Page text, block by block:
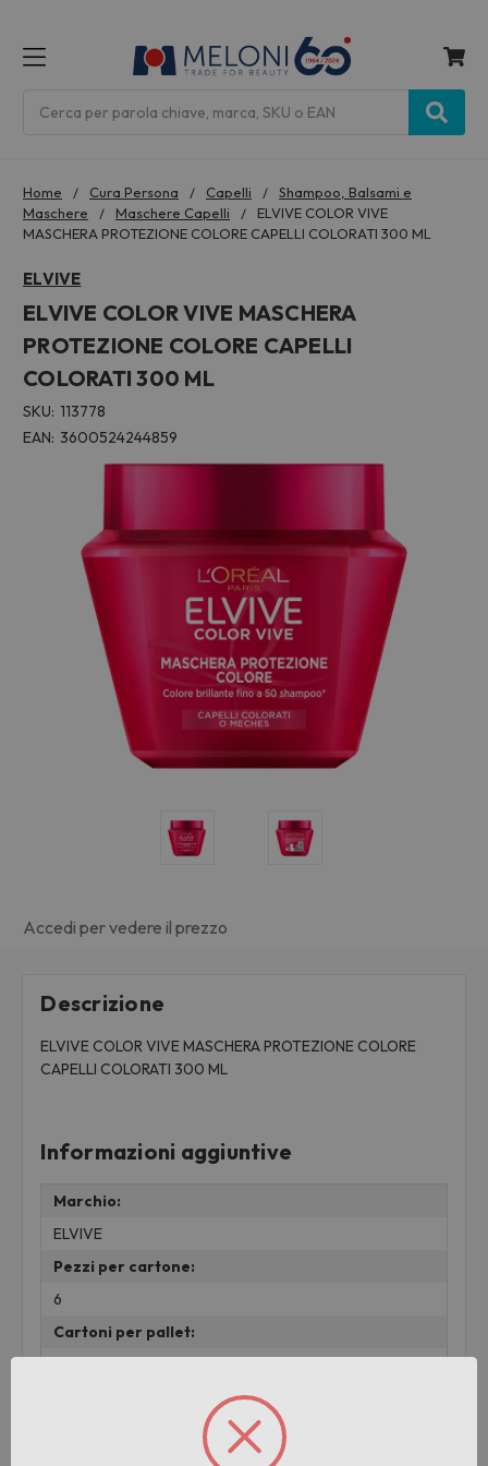
Home Cura Persona Capelli
Shampoo, Balsami e
Maschere
Maschere Capelli
ELVIVE COLOR VIVE
MASCHERA PROTEZIONE COLORE CAPELLI COLORATI 300 ML
ELVIVE
ELVIVE COLOR VIVE MASCHERA
PROTEZIONE COLORE CAPELLI
COLORATI 300 ML
SKU: 113778
EAN: 3600524244859
Accedi per vedere il prezzo
Descrizione
ELVIVE COLOR VIVE MASCHERA PROTEZIONE COLORE
CAPELLI COLORATI 300 ML
Informazioni aggiuntive
Marchio:
ELVIVE
Pezzi per cartone:
6
Cartoni per pallet: